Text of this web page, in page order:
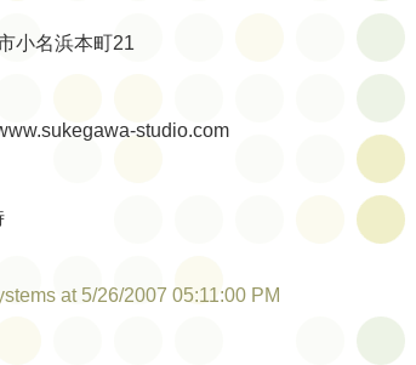
小名浜本町21
studio.com
at 5/26/2007 05:11:00 PM